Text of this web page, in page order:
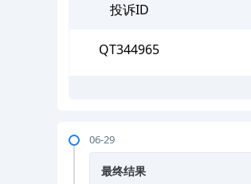
投诉ID
QT344965
06-29
最终结果